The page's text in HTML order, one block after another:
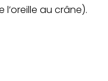
au crâne).